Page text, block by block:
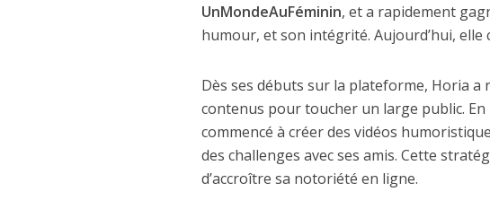
UnMondeAuFéminin, et a rapidement
humour, et son intégrité. Aujourd’hui, elle
Dès ses débuts sur la plateforme, Horia a
contenus pour toucher un large public.
commencé à créer des vidéos
des challenges avec ses amis. Cette
d’accroître sa notoriété en ligne.